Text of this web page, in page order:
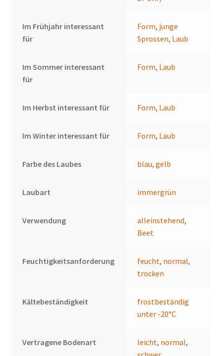
Im Frühjahr interessant
für
Form, junge
Sprossen, Laub
Im Sommer interessant
für
Form, Laub
Im Herbst interessant für Form, Laub
Im Winter interessant für Form, Laub
Farbe des Laubes blau,gelb
Laubart immergrün
Verwendung alleinstehend,
Beet
Feuchtigkeitsanforderung feucht, normal,
trocken
Kältebeständigkeit
frostbeständig
unter -20°C
Vertragene Bodenart leicht, normal,